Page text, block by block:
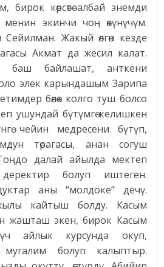
бирок көрсөтө албай энемди
менин экинчи чоң өкүнүчүм.
Жакый өлгөн кезде
Акмат да жесил калат.
баш байлашат, анткени
элек карындашым Зарипа
бөлөк колго туш болсо
ушундай бүтүмгө келишкен
чейин медресени бүтүп,
төрагасы, анан согуш
далай айылда мектеп
болуп иштеген.
аны “молдоке” дечү.
кайтыш болду. Касым
жашташ экен, бирок Касым
айлык курсунда окуп,
болуп калыптыр.